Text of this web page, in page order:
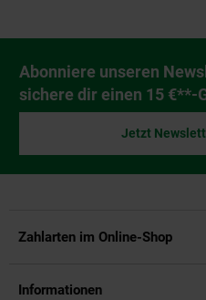
Newsletter Anmeldung
Abonniere unseren
sichere dir einen 15 €**-
Jetzt
Zahlarten im Online-Shop
Informationen